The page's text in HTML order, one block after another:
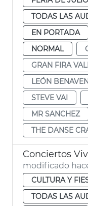
TODAS LAS
EN PORTADA
NORMAL
GRAN FIRA
LEÓN
STEVE VAI
MR SANCHEZ
THE DANSE
Conciertos
modificado
CULTURA Y
TODAS LAS